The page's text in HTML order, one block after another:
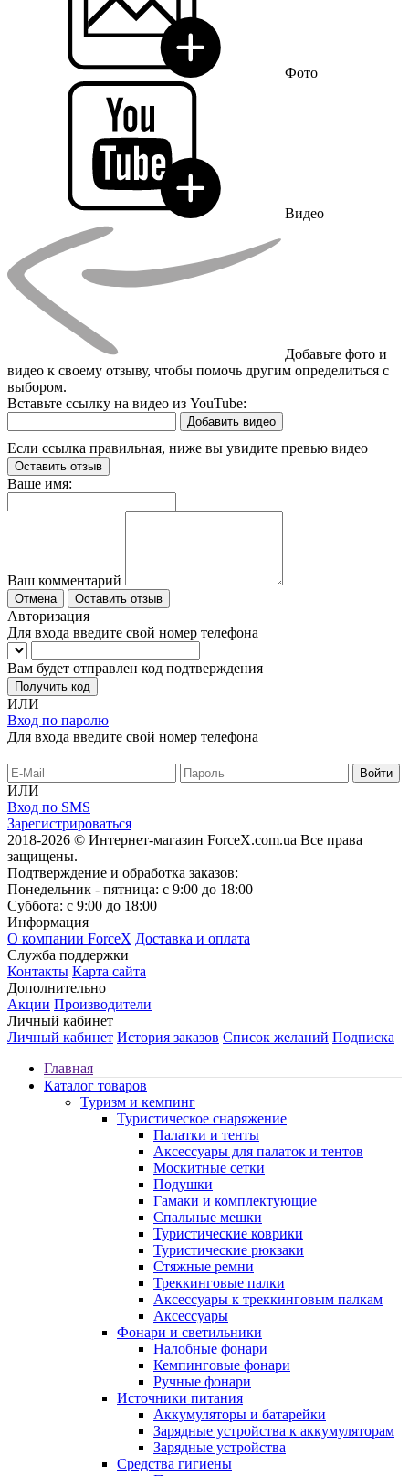
Фото
Видео
Добавьте фото и
видео к своему отзыву, чтобы помочь другим определиться с
выбором.
Вставьте ссылку на видео из YouTube:
Добавить видео
Если ссылка правильная, ниже вы увидите превью видео
Оставить отзыв
Ваше имя:
Ваш комментарий
Отмена Оставить отзыв
Авторизация
Для входа введите свой номер телефона
Вам будет отправлен код подтверждения
Получить код
ИЛИ
Вход по паролю
Для входа введите свой номер телефона
ИЛИ
Вход по SMS
Зарегистрироваться
2018-2026 © Интернет-магазин ForceX.com.ua Все права
защищены.
Подтверждение и обработка заказов:
Понедельник - пятница: с 9:00 до 18:00
Суббота: с 9:00 до 18:00
Информация
О компании ForceX Доставка и оплата
Служба поддержки
Контакты Карта сайта
Дополнительно
Акции Производители
Личный кабинет
Личный кабинет История заказов Список желаний Подписка
Главная
Каталог товаров
Туризм и кемпинг
Туристическое снаряжение
Палатки и тенты
Аксессуары для палаток и тентов
Москитные сетки
Подушки
Гамаки и комплектующие
Спальные мешки
Туристические коврики
Туристические рюкзаки
Стяжные ремни
Треккинговые палки
Аксессуары к треккинговым палкам
Аксессуары
Фонари и светильники
Налобные фонари
Кемпинговые фонари
Ручные фонари
Источники питания
Аккумуляторы и батарейки
Зарядные устройства к аккумуляторам
Зарядные устройства
Средства гигиены